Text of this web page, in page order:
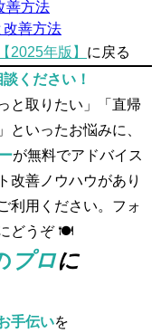
善方法
改善方法
2025年版】 に戻る
ください！
と取りたい」「直帰
いったお悩みに、
が無料でアドバイス
改善ノウハウがあり
利用ください。フォ
どうぞ 🍽️
プロに
手伝いを